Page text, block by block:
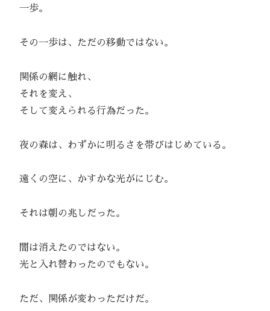
一歩。
その一歩は、ただの移動ではない。
関係の網に触れ、
それを変え、
そして変えられる行為だった。
夜の森は、わずかに明るさを帯びはじめている。
遠くの空に、かすかな光がにじむ。
それは朝の兆しだった。
闇は消えたのではない。
光と入れ替わったのでもない。
ただ、関係が変わっただけだ。